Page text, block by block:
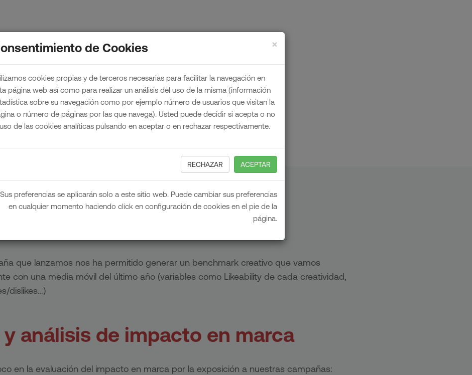
análisis de creatividades
que lanzamos nos ha permitido generar un benchmark creativo que vamos
con una media móvil del último año (variables como Likeability de cada creatividad,
dislikes…)
y análisis de impacto en marca
en la evaluación del impacto en marca por la exposición a nuestras campañas:
×
de Cookies
cookies propias y de terceros necesarias para facilitar la navegación en
página web así como para realizar un análisis del uso de la misma (información
sobre su navegación como por ejemplo número de usuarios que visitan la
o número de páginas por las que navega). Usted puede decidir si acepta o no
de las cookies analíticas pulsando en aceptar o en rechazar respectivamente.
RECHAZAR ACEPTAR
Sus preferencias se aplicarán solo a este sitio web. Puede cambiar sus preferencias
en cualquier momento haciendo click en configuración de cookies en el pie de la
página.